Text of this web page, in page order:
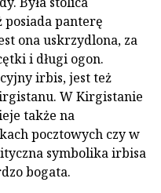
posiada panterę
ona uskrzydlona, za
i długi ogon.
irbis, jest też
W Kirgistanie
także na
pocztowych czy w
symbolika irbisa
bogata.